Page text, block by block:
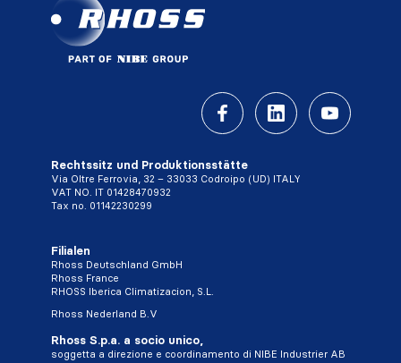
Rechtssitz und Produktionsstätte
Via Oltre Ferrovia, 32 – 33033 Codroipo (UD) ITALY
VAT NO. IT 01428470932
Tax no. 01142230299
Filialen
Rhoss Deutschland GmbH
Rhoss France
RHOSS Iberica Climatizacion, S.L.
Rhoss Nederland B.V
Rhoss S.p.a. a socio unico,
soggetta a direzione e coordinamento di NIBE Industrier AB